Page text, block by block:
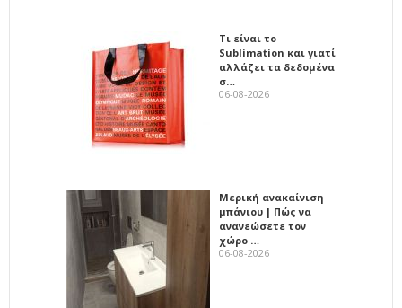
Τι είναι το
Sublimation και γιατί
αλλάζει τα δεδομένα
σ…
06-08-2026
Μερική ανακαίνιση
μπάνιου | Πώς να
ανανεώσετε τον
χώρο …
06-08-2026